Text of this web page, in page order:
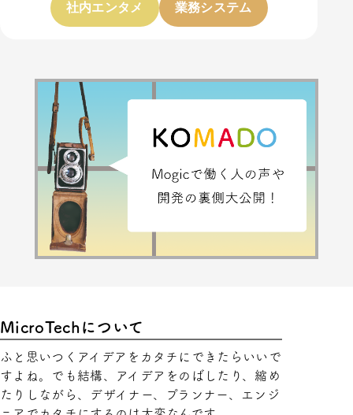
社内エンタメ 業務システム
MicroTechについて
ふと思いつくアイデアをカタチにできたらいいで
すよね。でも結構、アイデアをのばしたり、縮め
たりしながら、デザイナー、プランナー、エンジ